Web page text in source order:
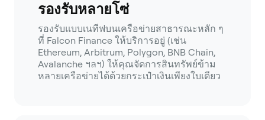
รองรับหลายโซ่
รองรับแบบเนทีฟบนเครือข่ายสาธารณะหลัก ๆ
ที่ Falcon Finance ให้บริการอยู่ (เช่น
Ethereum, Arbitrum, Polygon, BNB Chain,
Avalanche ฯลฯ) ให้คุณจัดการสินทรัพย์ข้าม
หลายเครือข่ายได้ด้วยกระเป๋าเงินเพียงใบเดียว